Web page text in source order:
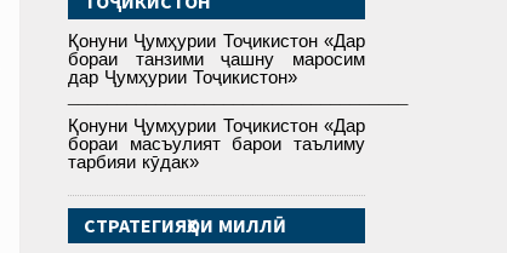
Қонуни Ҷумҳурии Тоҷикистон «Дар
бораи танзими ҷашну маросим
дар Ҷумҳурии Тоҷикистон»
Қонуни Ҷумҳурии Тоҷикистон «Дар
бораи масъулият барои таълиму
тарбияи кӯдак»
СТРАТЕГИЯҲОИ МИЛЛӢ